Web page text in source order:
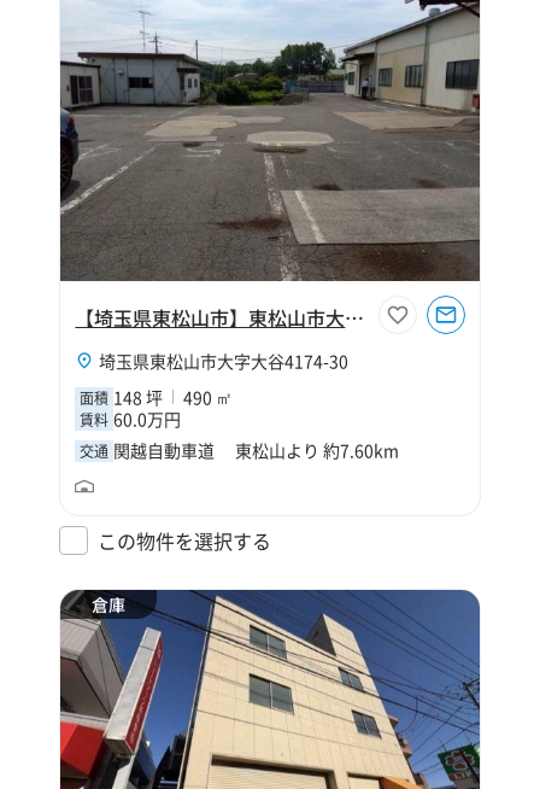
【埼玉県東松山市】東松山市大字大谷148坪倉庫
埼玉県東松山市大字大谷4174-30
面積 148 坪 490 ㎡
賃料 60.0万円
交通 関越自動車道 東松山より 約7.60km
この物件を選択する
倉庫